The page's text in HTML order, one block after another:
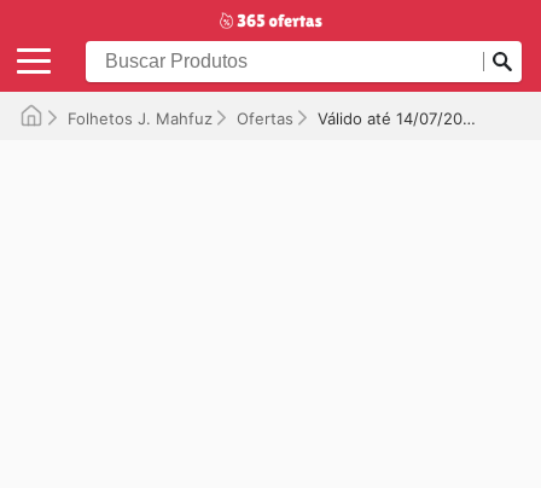
Folhetos J. Mahfuz Ofertas Válido até 14/07/2026